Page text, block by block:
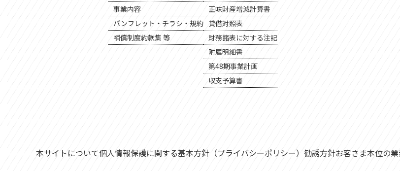
事業内容
パンフレット・チラシ・規約
補償制度約款集 等
正味財産増減計算書
貸借対照表
財務諸表に対する注記
附属明細書
第48期事業計画
収支予算書
本サイトについて個人情報保護に関する基本方針（プライバシーポリシー） 勧誘方針お客さま本位の